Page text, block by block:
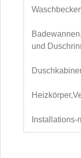
und
Installations-